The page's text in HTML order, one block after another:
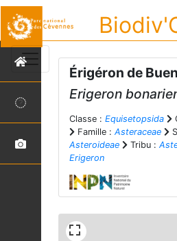
Érigéron de
Erigeron
Classe : Equisetopsida
Famille : Asteraceae
Asteroideae
Tribu :
Erigeron